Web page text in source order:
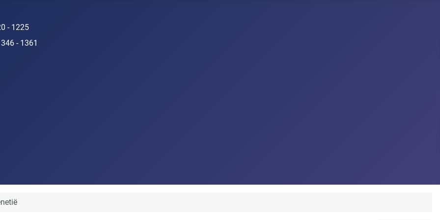
- 1225
- 1361